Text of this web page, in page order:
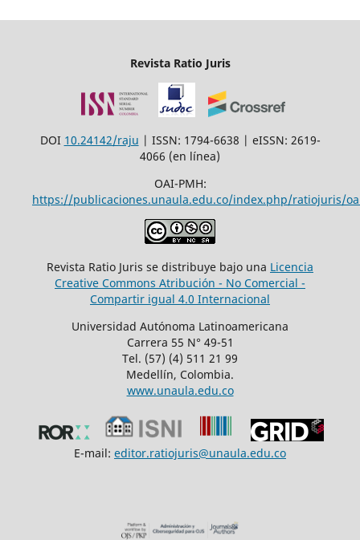
Revista Ratio Juris
DOI 10.24142/raju | ISSN: 1794-6638 | eISSN: 2619-
4066 (en línea)
OAI-PMH:
https://publicaciones.unaula.edu.co/index.php/ratiojuris/
Revista Ratio Juris se distribuye bajo una Licencia
Creative Commons Atribución - No Comercial -
Compartir igual 4.0 Internacional
Universidad Autónoma Latinoamericana
Carrera 55 N° 49-51
Tel. (57) (4) 511 21 99
Medellín, Colombia.
www.unaula.edu.co
E-mail: editor.ratiojuris@unaula.edu.co